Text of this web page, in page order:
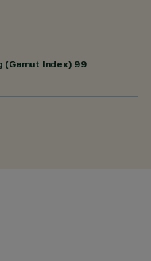
(Gamut Index) 99